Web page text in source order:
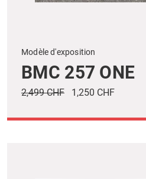
Modèle d'exposition
BMC 257 ONE
2,499 CHF 1,250 CHF